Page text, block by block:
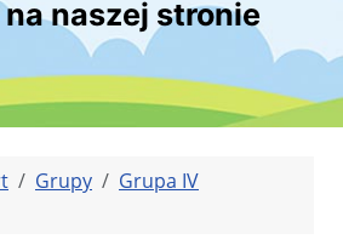
naszej stronie
Grupy
Grupa IV